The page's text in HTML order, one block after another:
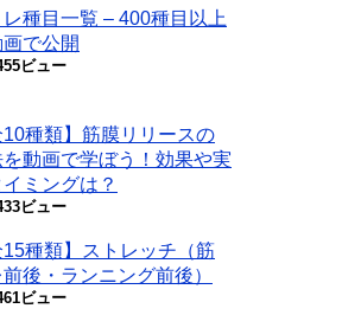
種目一覧 – 400種目以上
画で公開
ビュー
10種類】筋膜リリースの
動画で学ぼう！効果や実
ミングは？
ビュー
15種類】ストレッチ（筋
前後・ランニング前後）
ビュー